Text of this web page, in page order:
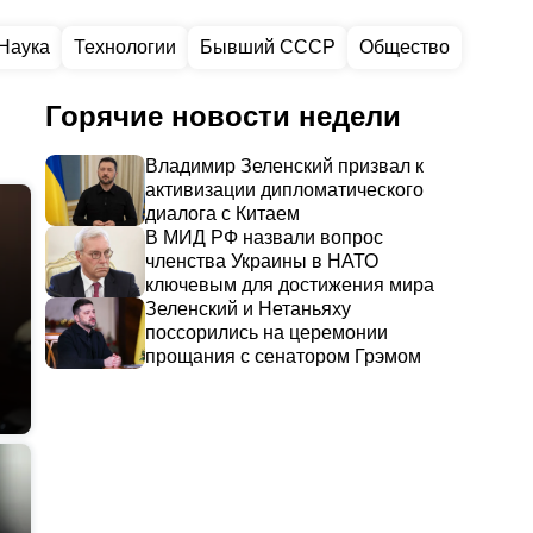
Технологии Бывший СССР Общество
Горячие новости недели
Владимир Зеленский призвал к
активизации дипломатического
диалога с Китаем
В МИД РФ назвали вопрос
членства Украины в НАТО
ключевым для достижения мира
Зеленский и Нетаньяху
поссорились на церемонии
прощания с сенатором Грэмом